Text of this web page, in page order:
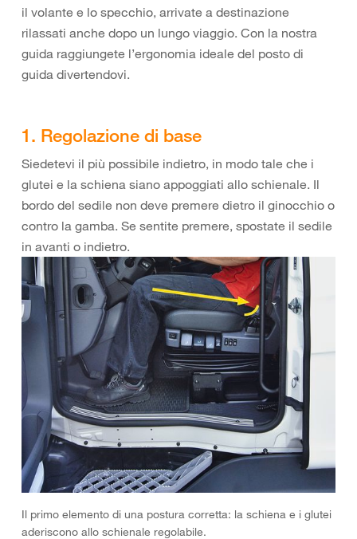
il volante e lo specchio, arrivate a destinazione
rilassati anche dopo un lungo viaggio. Con la nostra
guida raggiungete l’ergonomia ideale del posto di
guida divertendovi.
1. Regolazione di base
Siedetevi il più possibile indietro, in modo tale che i
glutei e la schiena siano appoggiati allo schienale. Il
bordo del sedile non deve premere dietro il ginocchio o
contro la gamba. Se sentite premere, spostate il sedile
in avanti o indietro.
Il primo elemento di una postura corretta: la schiena e i glutei
aderiscono allo schienale regolabile.